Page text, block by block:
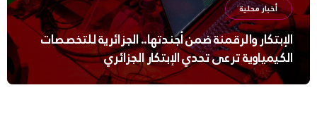
أخبار محلية
الإبتكار والرقمنة ضمن أجندتها.. الجزائرية للتخصصات
الكيمياوية ترعى تحدي الإبتكار الجزائري